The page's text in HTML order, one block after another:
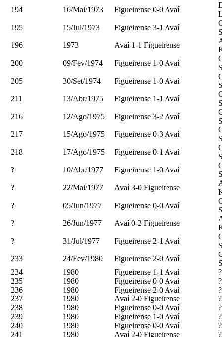
194
16/Mai/1973 Figueirense 0-0 Avaí
195
15/Jul/1973 Figueirense 3-1 Avaí
196
1973 Avaí 1-1 Figueirense
200
09/Fev/1974 Figueirense 1-0 Avaí
205
30/Set/1974 Figueirense 1-0 Avaí
211
13/Abr/1975 Figueirense 1-1 Avaí
216
12/Ago/1975 Figueirense 3-2 Avaí
217
15/Ago/1975 Figueirense 0-3 Avaí
218
17/Ago/1975 Figueirense 0-1 Avaí
?
10/Abr/1977 Figueirense 1-0 Avaí
?
22/Mai/1977 Avaí 3-0 Figueirense
?
05/Jun/1977 Figueirense 0-0 Avaí
?
26/Jun/1977 Avaí 0-2 Figueirense
?
31/Jul/1977 Figueirense 2-1 Avaí
233
24/Fev/1980 Figueirense 2-0 Avaí
234
1980 Figueirense 1-1 Avaí
?
235
1980 Figueirense 0-0 Avaí
?
236
1980 Figueirense 2-0 Avaí
?
237
1980 Avaí 2-0 Figueirense
?
238
1980 Figueirense 0-0 Avaí
?
239
1980 Figueirense 1-0 Avaí
?
240
1980 Figueirense 0-0 Avaí
?
241
1980 Avaí 2-0 Figueirense ?